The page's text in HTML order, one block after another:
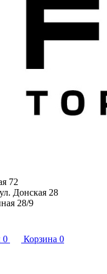
72
Донская 28
28/9
0 Корзина 0